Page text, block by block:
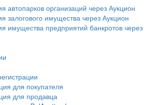
автопарков организаций через Аукцион
залогового имущества через Аукцион
имущества предприятий банкротов через
для покупателя
для продавца